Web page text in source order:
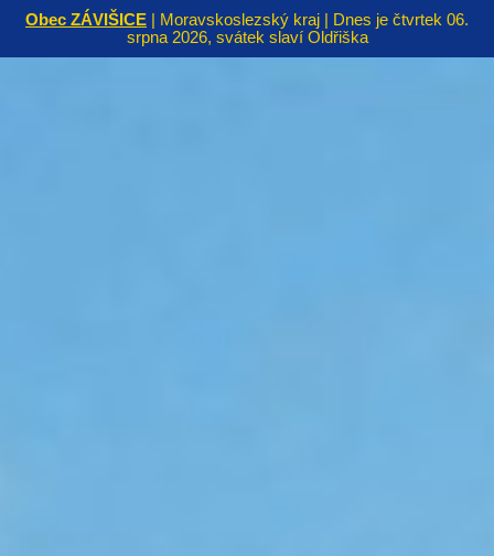
Obec ZÁVIŠICE | Moravskoslezský kraj | Dnes je čtvrtek 06.
srpna 2026, svátek slaví Oldřiška